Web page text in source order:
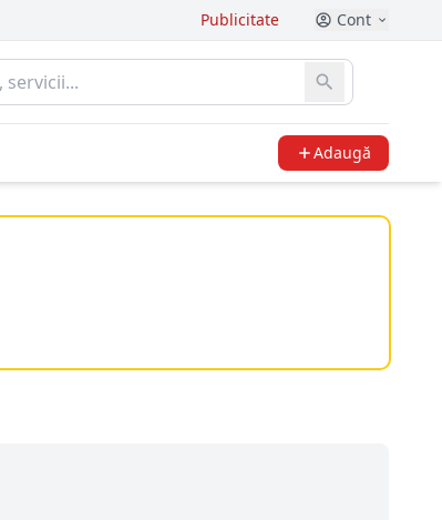
Publicitate Cont
Adaugă